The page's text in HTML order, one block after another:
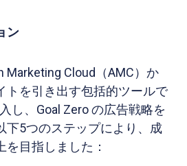
ン
Marketing Cloud（AMC）か
トを引き出す包括的ツールで
し、Goal Zero の広告戦略を
下5つのステップにより、成
目指しました：